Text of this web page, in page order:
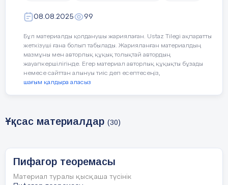
кезеңі/ уақыт
Ұйымдастыру
Сәлемдесемін. Үй жұмысын
белгілеймін.
08.08.2025 99
Бұл материалды қолданушы жариялаған. Ustaz Tilegi ақпаратты
жеткізуші ғана болып табылады. Жарияланған материалдың
мазмұны мен авторлық құқық толықтай автордың
жауапкершілігінде. Егер материал авторлық құқықты бұзады
немесе сайттан алынуы тиіс деп есептесеңіз,
шағым қалдыра аласыз
Ұқсас материалдар (30)
Пифагор теоремасы
Материал туралы қысқаша түсінік